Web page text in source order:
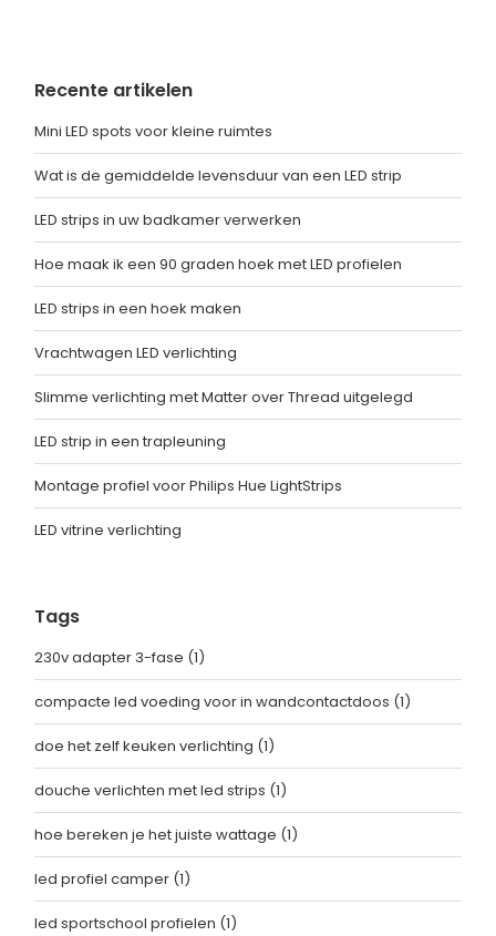
Recente artikelen
Mini LED spots voor kleine ruimtes
Wat is de gemiddelde levensduur van een LED strip
LED strips in uw badkamer verwerken
Hoe maak ik een 90 graden hoek met LED profielen
LED strips in een hoek maken
Vrachtwagen LED verlichting
Slimme verlichting met Matter over Thread uitgelegd
LED strip in een trapleuning
Montage profiel voor Philips Hue LightStrips
LED vitrine verlichting
Tags
230v adapter 3-fase (1)
compacte led voeding voor in wandcontactdoos (1)
doe het zelf keuken verlichting (1)
douche verlichten met led strips (1)
hoe bereken je het juiste wattage (1)
led profiel camper (1)
led sportschool profielen (1)